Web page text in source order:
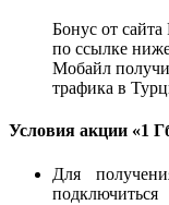
Бонус от
по ссылке
Мобайл
трафика в
Условия акции «1
Для